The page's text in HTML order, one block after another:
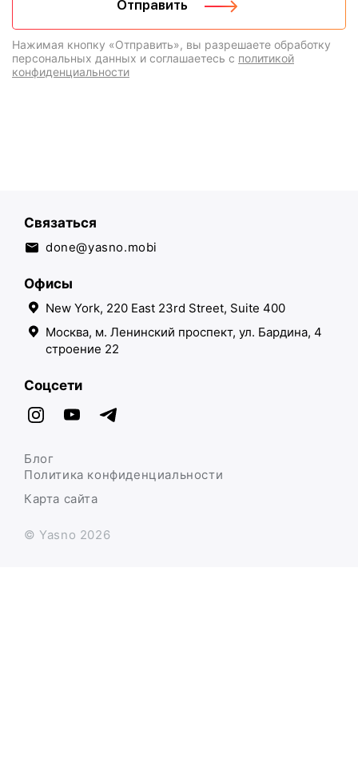
Нажимая кнопку «Отправить», вы разрешаете обработку
персональных данных и соглашаетесь с политикой
конфиденциальности
Связаться
done@yasno.mobi
Офисы
New York, 220 East 23rd Street, Suite 400
Москва, м. Ленинский проспект, ул. Бардина, 4
строение 22
Соцсети
© Yasno 2026
Политика конфиденциальности
Карта сайта
Блог